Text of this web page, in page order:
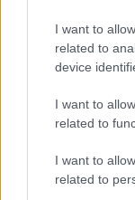
I want to
related to
device
I want to
related to
I want to
related to